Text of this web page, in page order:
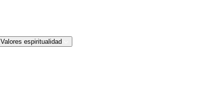
Valores espiritualidad